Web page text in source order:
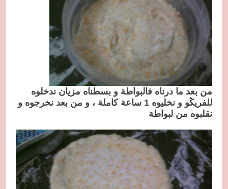
من بعد ما درناه فالبواطة و بسطناه مزيان ندخلوه
للفريڭو و نخليوه 1 ساعة كاملة ، و من بعد نخرجوه و
نقلبوه من لبواطة